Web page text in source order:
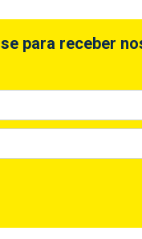
para receber